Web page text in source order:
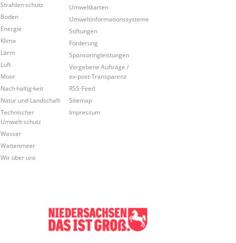
Strahlen·schutz
Boden
Energie
Klima
Lärm
Luft
Moor
Nach·haltig·keit
Natur und Landschaft
Technischer
Umwelt·schutz
Wasser
Wattenmeer
Wir über uns
Umweltkarten
Umweltinformationssysteme
Stiftungen
Förderung
Sponsoringleistungen
Vergebene Aufträge /
ex-post-Transparenz
RSS-Feed
Sitemap
Impressum